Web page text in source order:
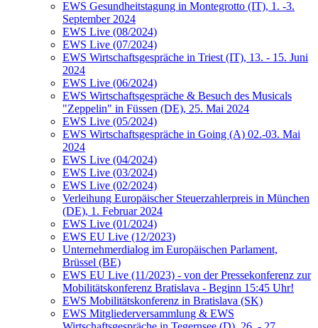
EWS Gesundheitstagung in Montegrotto (IT), 1. -3.
September 2024
EWS Live (08/2024)
EWS Live (07/2024)
EWS Wirtschaftsgespräche in Triest (IT), 13. - 15. Juni
2024
EWS Live (06/2024)
EWS Wirtschaftsgespräche & Besuch des Musicals
"Zeppelin" in Füssen (DE), 25. Mai 2024
EWS Live (05/2024)
EWS Wirtschaftsgespräche in Going (A) 02.-03. Mai
2024
EWS Live (04/2024)
EWS Live (03/2024)
EWS Live (02/2024)
Verleihung Europäischer Steuerzahlerpreis in München
(DE), 1. Februar 2024
EWS Live (01/2024)
EWS EU Live (12/2023)
Unternehmerdialog im Europäischen Parlament,
Brüssel (BE)
EWS EU Live (11/2023) - von der Pressekonferenz zur
Mobilitätskonferenz Bratislava - Beginn 15:45 Uhr!
EWS Mobilitätskonferenz in Bratislava (SK)
EWS Mitgliederversammlung & EWS